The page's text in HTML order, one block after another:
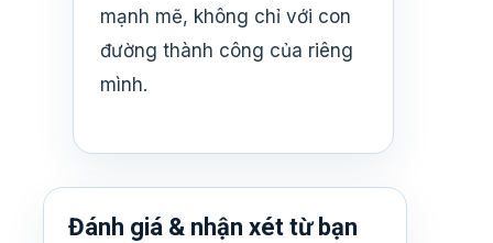
mạnh mẽ, không chỉ với con
đường thành công của riêng
mình.
Đánh giá & nhận xét từ bạn